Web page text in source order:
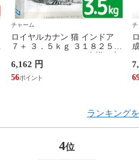
チャーム
ロイヤルカナン 猫 インドア
７＋ ３．５ｋｇ ３１８２５５
限り ジップ付 関東当日便
6,162 円
56
チ
ランキング
4位